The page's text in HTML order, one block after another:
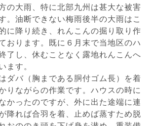
の大雨、特に北部九州は甚大な被害
。油断できない梅雨後半の大雨はこ
に降り続き、れんこんの掘り取り作
おります。既に６月末で当地区のハ
了し、休むことなく露地れんこんへ
ます。
ダバ（胸まである胴付ゴム長）を着
りながらの作業です。ハウスの時に
かったのですが、外に出た途端に連
降れば合羽を着、止めば蒸すため脱